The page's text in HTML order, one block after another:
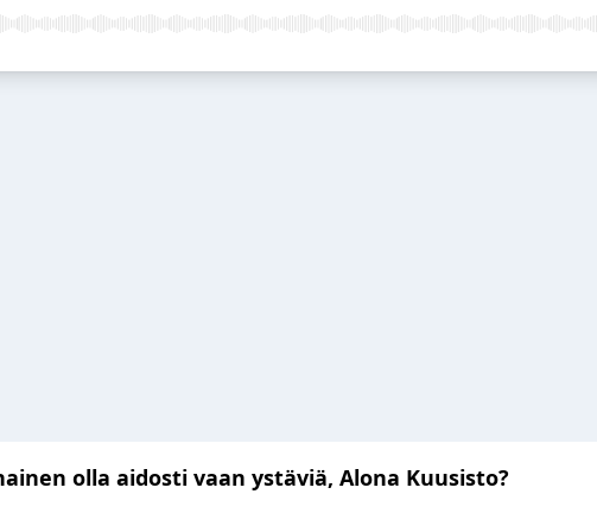
olla aidosti vaan ystäviä, Alona Kuusisto?